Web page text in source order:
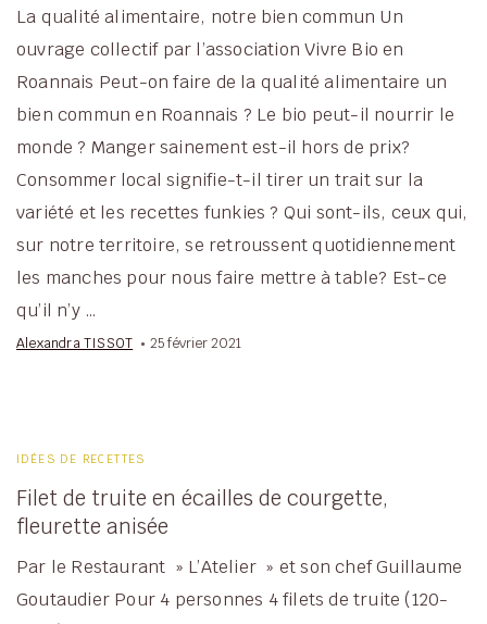
La qualité alimentaire, notre bien commun Un
ouvrage collectif par l’association Vivre Bio en
Roannais Peut-on faire de la qualité alimentaire un
bien commun en Roannais ? Le bio peut-il nourrir le
monde ? Manger sainement est-il hors de prix?
Consommer local signifie-t-il tirer un trait sur la
variété et les recettes funkies ? Qui sont-ils, ceux qui,
sur notre territoire, se retroussent quotidiennement
les manches pour nous faire mettre à table? Est-ce
qu’il n’y …
Alexandra TISSOT 25 février 2021
IDÉES DE RECETTES
Filet de truite en écailles de courgette,
fleurette anisée
Par le Restaurant » L’Atelier » et son chef Guillaume
Goutaudier Pour 4 personnes 4 filets de truite (120-